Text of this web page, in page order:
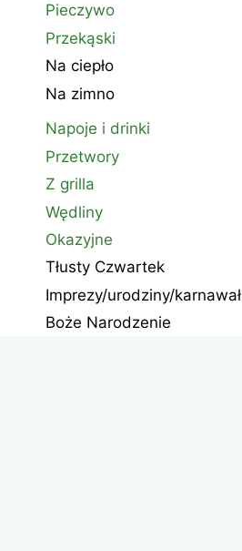
Pieczywo
Przekąski
Na ciepło
Na zimno
Napoje i drinki
Przetwory
Z grilla
Wędliny
Okazyjne
Tłusty Czwartek
Imprezy/urodziny/karnawał
Boże Narodzenie